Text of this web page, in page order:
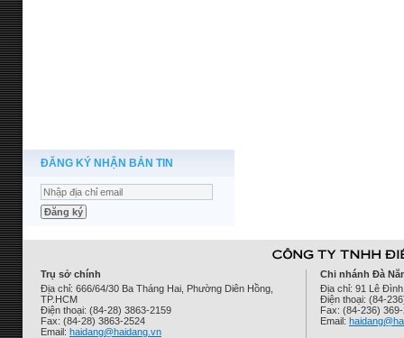
ĐĂNG KÝ NHẬN BẢN TIN
Trụ sở chính
Địa chỉ: 666/64/30 Ba Tháng Hai, Phường Diên Hồng,
TP.HCM
Điện thoại: (84-28) 3863-2159
Fax: (84-28) 3863-2524
Email: haidang@haidang.vn
Chi nhánh Đà
Địa chỉ: 91 Lê
Điện thoại: (84-
Fax: (84-236)
Email: